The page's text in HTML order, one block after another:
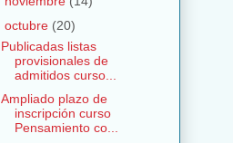
octubre (20)
Publicadas listas
provisionales de
admitidos curso...
Ampliado plazo de
inscripción curso
Pensamiento co...